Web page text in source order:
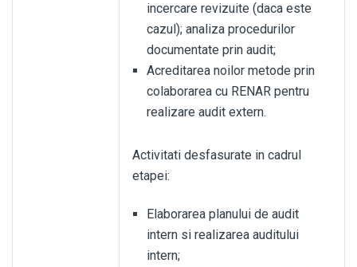
incercare revizuite (daca este
cazul); analiza procedurilor
documentate prin audit;
Acreditarea noilor metode prin
colaborarea cu RENAR pentru
realizare audit extern.
Activitati desfasurate in cadrul
etapei:
Elaborarea planului de audit
intern si realizarea auditului
intern;